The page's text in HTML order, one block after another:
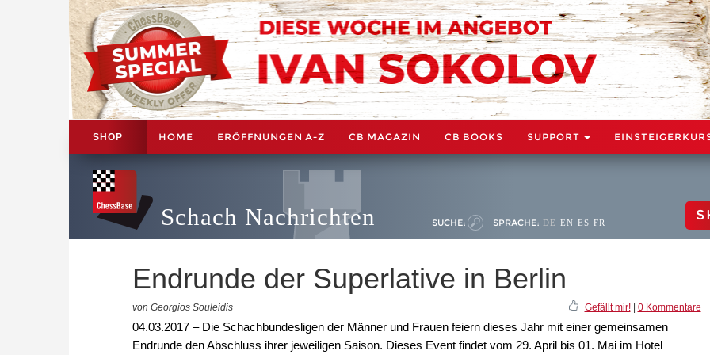
SHOP HOME ERÖFFNUNGEN A-Z CB MAGAZIN CB BOOKS SUPPORT
Schach Nachrichten SUCHE: SPRACHE: DE EN ES FR
Endrunde der Superlative in Berlin
von Georgios Souleidis Gefällt mir!| 0 Kommentare
04.03.2017 – Die Schachbundesligen der Männer und Frauen feiern dieses Jahr mit einer gemeinsamen
Endrunde den Abschluss ihrer jeweiligen Saison. Dieses Event findet vom 29. April bis 01. Mai im Hotel